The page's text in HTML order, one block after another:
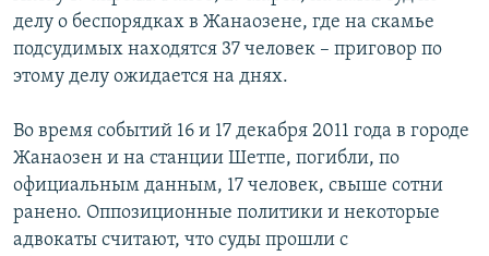
делу о беспорядках в Жанаозене, где на скамье
подсудимых находятся 37 человек – приговор по
этому делу ожидается на днях.
Во время событий 16 и 17 декабря 2011 года в городе
Жанаозен и на станции Шетпе, погибли, по
официальным данным, 17 человек, свыше сотни
ранено. Оппозиционные политики и некоторые
адвокаты считают, что суды прошли с